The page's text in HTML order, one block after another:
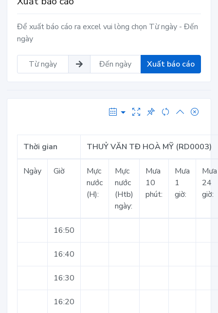
Để xuất báo cáo ra excel vui lòng chọn Từ ngày - Đến
ngày
Xuất báo cáo
Thời gian THUỶ VĂN TĐ HOÀ MỸ (RD0003)
Ngày Giờ
Mực
nước
(H):
Mực
nước
(Htb)
ngày:
Mưa
10
phút:
Mưa
1
giờ:
Mưa
24
giờ:
16:50
16:40
16:30
16:20